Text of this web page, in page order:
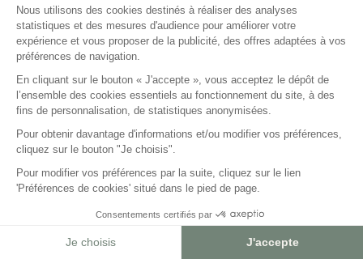
+33(0)5 57 83 83 83
LES SOURCES DE CAUDALIEPALACE ET 3 CLEFS
MICHELIN
LES SOURCES DE CHEVERNY
LES SOURCES DE VOUGEOTHÔTEL 5 ÉTOILES
PRESSE
CARRIÈRES
BLOG
AGENCES DE VOYAGES
FAQ
CGV
MENTIONS LÉGALES ET DONNÉES